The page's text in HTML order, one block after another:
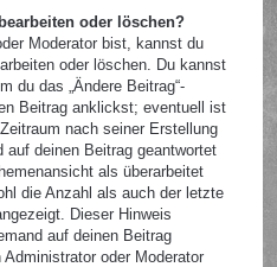
oder löschen?
Moderator bist, kannst du
oder löschen. Du kannst
du das „Ändere Beitrag“-
Beitrag anklickst; eventuell ist
nach seiner Erstellung
deinen Beitrag geantwortet
als überarbeitet
die Anzahl als auch der letzte
Dieser Hinweis
auf deinen Beitrag
oder Moderator